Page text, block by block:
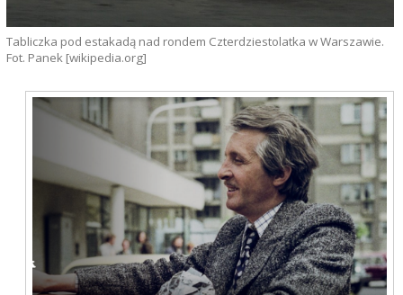
Tabliczka pod estakadą nad rondem Czterdziestolatka w Warszawie.
Fot. Panek [wikipedia.org]